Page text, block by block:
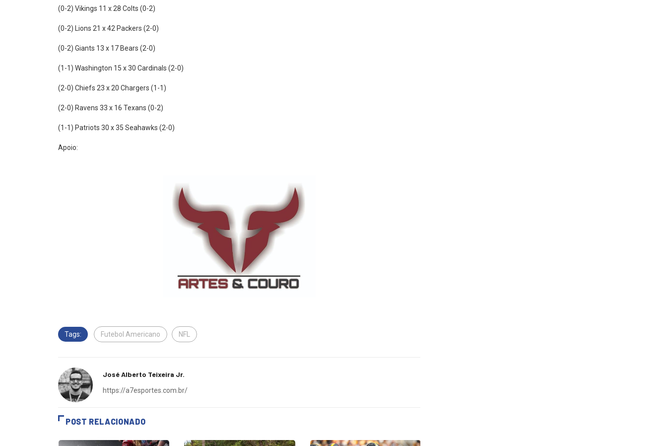
(0-2) Vikings 11 x 28 Colts (0-2)
(0-2) Lions 21 x 42 Packers (2-0)
(0-2) Giants 13 x 17 Bears (2-0)
(1-1) Washington 15 x 30 Cardinals (2-0)
(2-0) Chiefs 23 x 20 Chargers (1-1)
(2-0) Ravens 33 x 16 Texans (0-2)
(1-1) Patriots 30 x 35 Seahawks (2-0)
Apoio:
Tags: Futebol Americano NFL
José Alberto Teixeira Jr.
https://a7esportes.com.br/
POST RELACIONADO